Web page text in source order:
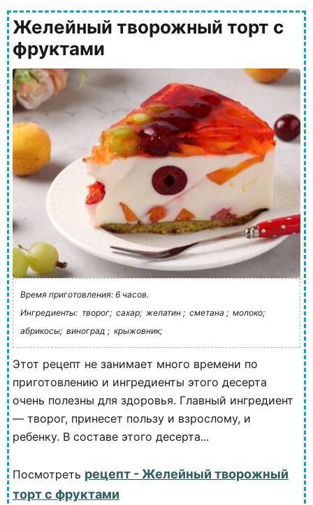
Желейный творожный торт с
фруктами
Время приготовления: 6 часов.
Ингредиенты: творог; сахар; желатин ; сметана ; молоко;
абрикосы; виноград ; крыжовник;
Этот рецепт не занимает много времени по
приготовлению и ингредиенты этого десерта
очень полезны для здоровья. Главный ингредиент
— творог, принесет пользу и взрослому, и
ребенку. В составе этого десерта...
Посмотреть рецепт - Желейный творожный
торт с фруктами